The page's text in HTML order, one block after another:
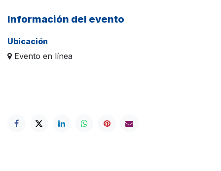
Información del evento
Ubicación
Evento en línea